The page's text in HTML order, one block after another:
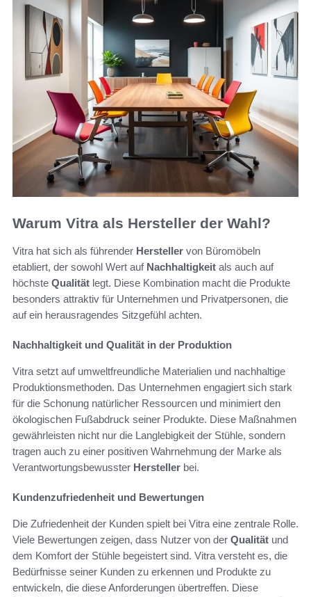
Warum Vitra als Hersteller der Wahl?
Vitra hat sich als führender Hersteller von Büromöbeln
etabliert, der sowohl Wert auf Nachhaltigkeit als auch auf
höchste Qualität legt. Diese Kombination macht die Produkte
besonders attraktiv für Unternehmen und Privatpersonen, die
auf ein herausragendes Sitzgefühl achten.
Nachhaltigkeit und Qualität in der Produktion
Vitra setzt auf umweltfreundliche Materialien und nachhaltige
Produktionsmethoden. Das Unternehmen engagiert sich stark
für die Schonung natürlicher Ressourcen und minimiert den
ökologischen Fußabdruck seiner Produkte. Diese Maßnahmen
gewährleisten nicht nur die Langlebigkeit der Stühle, sondern
tragen auch zu einer positiven Wahrnehmung der Marke als
Verantwortungsbewusster Hersteller bei.
Kundenzufriedenheit und Bewertungen
Die Zufriedenheit der Kunden spielt bei Vitra eine zentrale Rolle.
Viele Bewertungen zeigen, dass Nutzer von der Qualität und
dem Komfort der Stühle begeistert sind. Vitra versteht es, die
Bedürfnisse seiner Kunden zu erkennen und Produkte zu
entwickeln, die diese Anforderungen übertreffen. Diese